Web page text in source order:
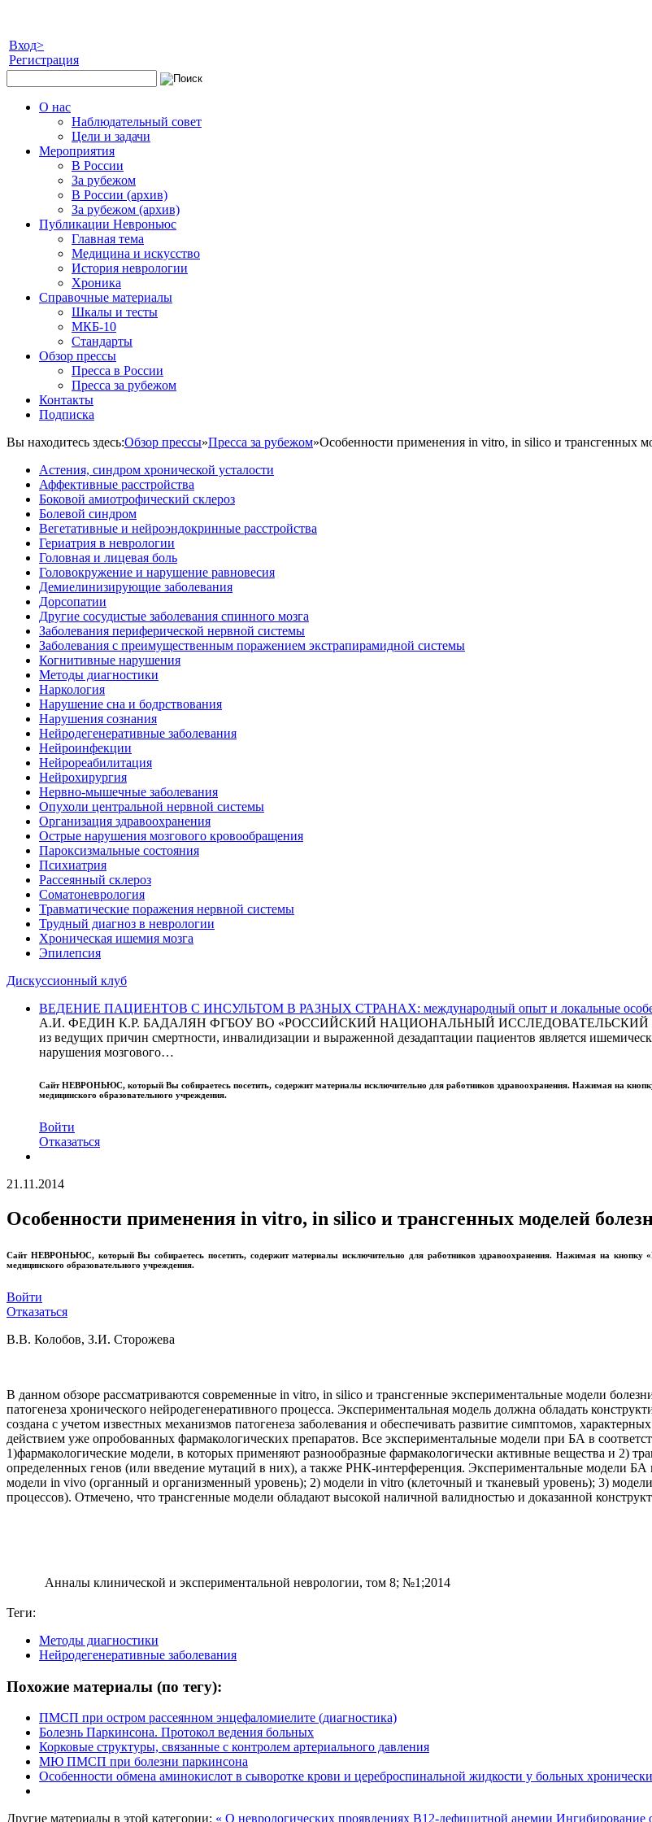
Вход>
Регистрация
О нас
Наблюдательный совет
Цели и задачи
Мероприятия
В России
За рубежом
В России (архив)
За рубежом (архив)
Публикации Невроньюс
Главная тема
Медицина и искусство
История неврологии
Хроника
Справочные материалы
Шкалы и тесты
МКБ-10
Стандарты
Обзор прессы
Пресса в России
Пресса за рубежом
Контакты
Подписка
Вы находитесь здесь:Обзор прессы»Пресса за рубежом»Особенности применения in vitro, in silico и трансгенных
Астения, синдром хронической усталости
Аффективные расстройства
Боковой амиотрофический склероз
Болевой синдром
Вегетативные и нейроэндокринные расстройства
Гериатрия в неврологии
Головная и лицевая боль
Головокружение и нарушение равновесия
Демиелинизирующие заболевания
Дорсопатии
Другие сосудистые заболевания спинного мозга
Заболевания периферической нервной системы
Заболевания с преимущественным поражением экстрапирамидной системы
Когнитивные нарушения
Методы диагностики
Наркология
Нарушение сна и бодрствования
Нарушения сознания
Нейродегенеративные заболевания
Нейроинфекции
Нейрореабилитация
Нейрохирургия
Нервно-мышечные заболевания
Опухоли центральной нервной системы
Организация здравоохранения
Острые нарушения мозгового кровообращения
Пароксизмальные состояния
Психиатрия
Рассеянный склероз
Соматоневрология
Травматические поражения нервной системы
Трудный диагноз в неврологии
Хроническая ишемия мозга
Эпилепсия
Дискуссионный клуб
ВЕДЕНИЕ ПАЦИЕНТОВ С ИНСУЛЬТОМ В РАЗНЫХ СТРАНАХ: международный опыт и локальные
А.И. ФЕДИН К.Р. БАДАЛЯН ФГБОУ ВО «РОССИЙСКИЙ НАЦИОНАЛЬНЫЙ
из ведущих причин смертности, инвалидизации и выраженной дезадаптации пациентов является
нарушения мозгового…
СайтНЕВРОНЬЮС, который Вы собираетесь посетить, содержит материалы исключительно для работников здравоохранения. Нажимая на
медицинского образовательного учреждения.
Войти
Отказаться
21.11.2014
Особенности применения in vitro, in silico и трансгенных моделей
Сайт НЕВРОНЬЮС, который Вы собираетесь посетить, содержит материалы исключительно для работников здравоохранения. Нажимая на
медицинского образовательного учреждения.
Войти
Отказаться
В.В. Колобов, З.И. Сторожева
В данном обзоре рассматриваются современные in vitro, in silico и трансгенные экспериментальные модели
патогенеза хронического нейродегенеративного процесса. Экспериментальная модель должна обладать
создана с учетом известных механизмов патогенеза заболевания и обеспечивать развитие симптомов,
действием уже опробованных фармакологических препаратов. Все экспериментальные модели при БА в
1)фармакологические модели, в которых применяют разнообразные фармакологически активные вещества и 2)
определенных генов (или введение мутаций в них), а также РНК-интерференция. Экспериментальные модели БА
модели in vivo (органный и организменный уровень); 2) модели in vitro (клеточный и тканевый уровень); 3) модели
процессов). Отмечено, что трансгенные модели обладают высокой наличной валидностью и доказанной
Анналы клинической и экспериментальной неврологии, том 8; №1;2014
Теги:
Методы диагностики
Нейродегенеративные заболевания
Похожие материалы (по тегу):
ПМСП при остром рассеянном энцефаломиелите (диагностика)
Болезнь Паркинсона. Протокол ведения больных
Корковые структуры, связанные с контролем артериального давления
МЮ ПМСП при болезни паркинсона
Особенности обмена аминокислот в сыворотке крови и цереброспинальной жидкости у больных
Другие материалы в этой категории: « О неврологических проявлениях В12-дефицитной анемии Ингибирование